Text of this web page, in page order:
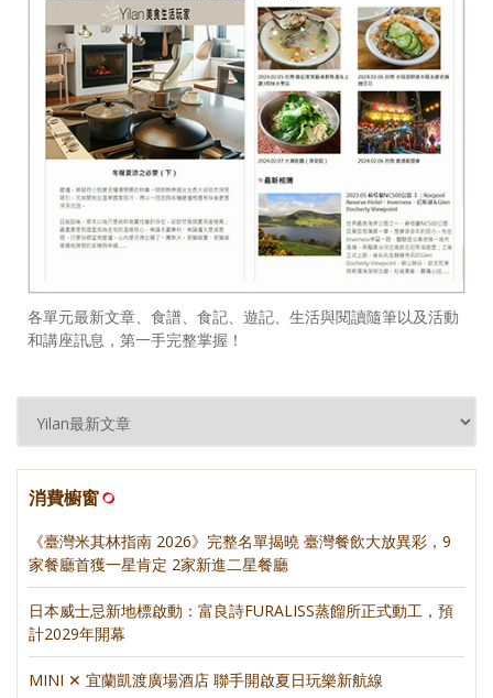
各單元最新文章、食譜、食記、遊記、生活與閱讀隨筆以及活動
和講座訊息，第一手完整掌握！
消費櫥窗
《臺灣米其林指南 2026》完整名單揭曉 臺灣餐飲大放異彩，9
家餐廳首獲一星肯定 2家新進二星餐廳
日本威士忌新地標啟動：富良詩FURALISS蒸餾所正式動工，預
計2029年開幕
MINI ✕ 宜蘭凱渡廣場酒店 聯手開啟夏日玩樂新航線